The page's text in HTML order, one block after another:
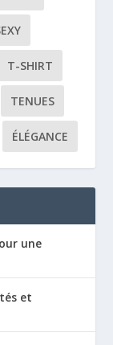
T-SHIRT
TENUES
ÉLÉGANCE
une
et